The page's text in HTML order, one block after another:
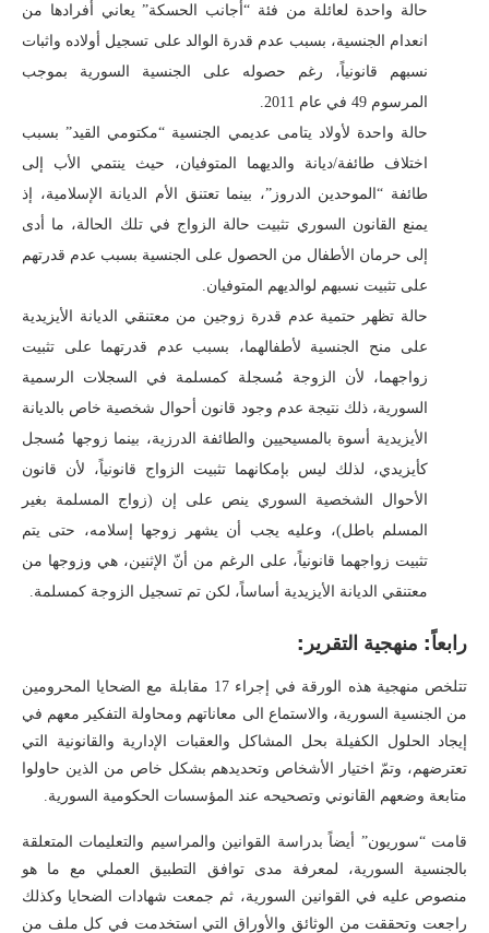
حالة واحدة لعائلة من فئة “أجانب الحسكة” يعاني أفرادها من
انعدام الجنسية، بسبب عدم قدرة الوالد على تسجيل أولاده واثبات
نسبهم قانونياً، رغم حصوله على الجنسية السورية بموجب
المرسوم 49 في عام 2011.
حالة واحدة لأولاد يتامى عديمي الجنسية “مكتومي القيد” بسبب
اختلاف طائفة/ديانة والديهما المتوفيان، حيث ينتمي الأب إلى
طائفة “الموحدين الدروز”، بينما تعتنق الأم الديانة الإسلامية، إذ
يمنع القانون السوري تثبيت حالة الزواج في تلك الحالة، ما أدى
إلى حرمان الأطفال من الحصول على الجنسية بسبب عدم قدرتهم
على تثبيت نسبهم لوالديهم المتوفيان.
حالة تظهر حتمية عدم قدرة زوجين من معتنقي الديانة الأيزيدية
على منح الجنسية لأطفالهما، بسبب عدم قدرتهما على تثبيت
زواجهما، لأن الزوجة مُسجلة كمسلمة في السجلات الرسمية
السورية، ذلك نتيجة عدم وجود قانون أحوال شخصية خاص بالديانة
الأيزيدية أسوة بالمسيحيين والطائفة الدرزية، بينما زوجها مُسجل
كأيزيدي، لذلك ليس بإمكانهما تثبيت الزواج قانونياً، لأن قانون
الأحوال الشخصية السوري ينص على إن (زواج المسلمة بغير
المسلم باطل)، وعليه يجب أن يشهر زوجها إسلامه، حتى يتم
تثبيت زواجهما قانونياً، على الرغم من أنّ الإثنين، هي وزوجها من
معتنقي الديانة الأيزيدية أساساً، لكن تم تسجيل الزوجة كمسلمة.
رابعاً: منهجية التقرير:
تتلخص منهجية هذه الورقة في إجراء 17 مقابلة مع الضحايا المحرومين
من الجنسية السورية، والاستماع الى معاناتهم ومحاولة التفكير معهم في
إيجاد الحلول الكفيلة بحل المشاكل والعقبات الإدارية والقانونية التي
تعترضهم، وتمّ اختيار الأشخاص وتحديدهم بشكل خاص من الذين حاولوا
متابعة وضعهم القانوني وتصحيحه عند المؤسسات الحكومية السورية.
قامت “سوريون” أيضاً بدراسة القوانين والمراسيم والتعليمات المتعلقة
بالجنسية السورية، لمعرفة مدى توافق التطبيق العملي مع ما هو
منصوص عليه في القوانين السورية، ثم جمعت شهادات الضحايا وكذلك
راجعت وتحققت من الوثائق والأوراق التي استخدمت في كل ملف من